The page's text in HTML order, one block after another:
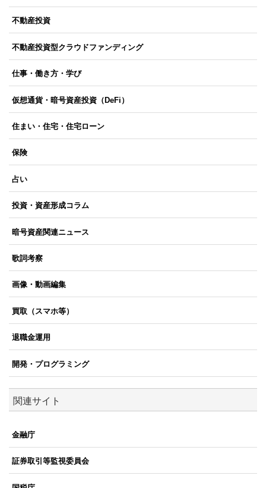
不動産投資
不動産投資型クラウドファンディング
仕事・働き方・学び
仮想通貨・暗号資産投資（DeFi）
住まい・住宅・住宅ローン
保険
占い
投資・資産形成コラム
暗号資産関連ニュース
歌詞考察
画像・動画編集
買取（スマホ等）
退職金運用
開発・プログラミング
関連サイト
金融庁
証券取引等監視委員会